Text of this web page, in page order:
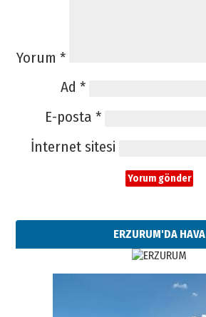
Yorum *
Ad *
E-posta *
İnternet sitesi
ERZURUM'DA HAVA